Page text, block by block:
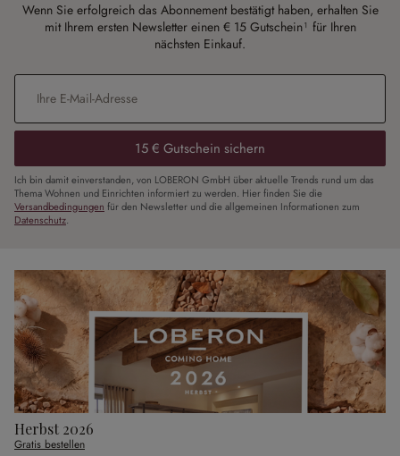
Wenn Sie erfolgreich das Abonnement bestätigt haben, erhalten Sie
mit Ihrem ersten Newsletter einen € 15 Gutschein¹ für Ihren
nächsten Einkauf.
E-Mail-Adresse
15 € Gutschein sichern
Ich bin damit einverstanden, von LOBERON GmbH über aktuelle Trends rund um das
Thema Wohnen und Einrichten informiert zu werden. Hier finden Sie die
Versandbedingungen für den Newsletter und die allgemeinen Informationen zum
Datenschutz.
Herbst 2026
Gratis bestellen